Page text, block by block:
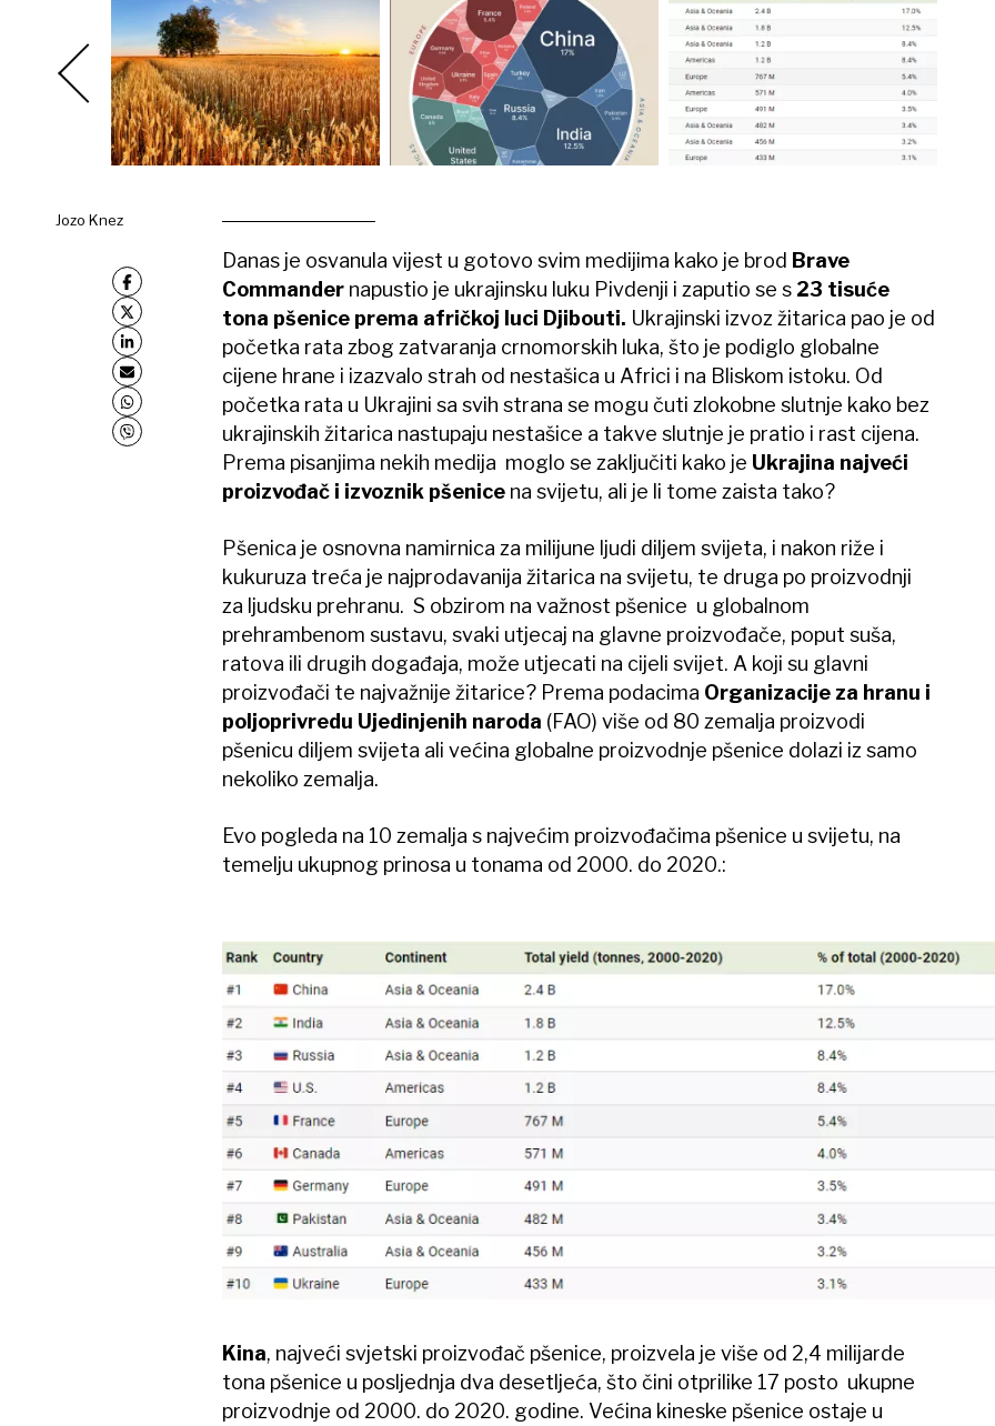
Jozo Knez
Danas je osvanula vijest u gotovo svim medijima kako je brod Brave
Commander napustio je ukrajinsku luku Pivdenji i zaputio se s 23 tisuće
tona pšenice prema afričkoj luci Djibouti. Ukrajinski izvoz žitarica pao je od
početka rata zbog zatvaranja crnomorskih luka, što je podiglo globalne
cijene hrane i izazvalo strah od nestašica u Africi i na Bliskom istoku. Od
početka rata u Ukrajini sa svih strana se mogu čuti zlokobne slutnje kako bez
ukrajinskih žitarica nastupaju nestašice a takve slutnje je pratio i rast cijena.
Prema pisanjima nekih medija moglo se zaključiti kako je Ukrajina najveći
proizvođač i izvoznik pšenice na svijetu, ali je li tome zaista tako?
Pšenica je osnovna namirnica za milijune ljudi diljem svijeta, i nakon riže i
kukuruza treća je najprodavanija žitarica na svijetu, te druga po proizvodnji
za ljudsku prehranu. S obzirom na važnost pšenice u globalnom
prehrambenom sustavu, svaki utjecaj na glavne proizvođače, poput suša,
ratova ili drugih događaja, može utjecati na cijeli svijet. A koji su glavni
proizvođači te najvažnije žitarice? Prema podacima Organizacije za hranu i
poljoprivredu Ujedinjenih naroda (FAO) više od 80 zemalja proizvodi
pšenicu diljem svijeta ali većina globalne proizvodnje pšenice dolazi iz samo
nekoliko zemalja.
Evo pogleda na 10 zemalja s najvećim proizvođačima pšenice u svijetu, na
temelju ukupnog prinosa u tonama od 2000. do 2020.:
Kina, najveći svjetski proizvođač pšenice, proizvela je više od 2,4 milijarde
tona pšenice u posljednja dva desetljeća, što čini otprilike 17 posto ukupne
proizvodnje od 2000. do 2020. godine. Većina kineske pšenice ostaje u